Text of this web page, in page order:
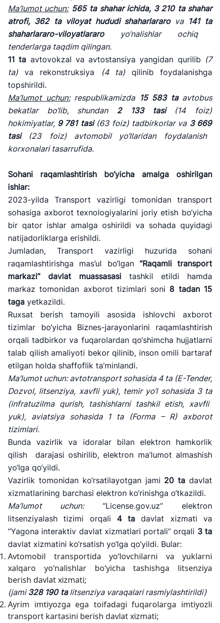
"Toshshahartransxizmat"
AJ
Ishonch telefon
raqami
"O'zavtovokzal
servis" MCHJ
Ishonch telefon
raqami
+998 (71) 207-
87-00
+998 (71) 207-
87-02
Avtomobil
yo'llari
qo'mitasi
raqami
+998 (71) 200-
+998 (71) 207-
034
Ma’lumot uchun: 565 ta shahar ichida, 3 210 ta shahar
atrofi, 362 ta viloyat hududi shaharlararova 141 ta
shaharlararo-viloyatlararoyo‘nalishlarochiq
tenderlarga taqdim qilingan.
11 ta avtovokzal va avtostansiya yangidan qurilib (7
ta) va rekonstruksiya (4 ta)qilinib foydalanishga
topshirildi.
Ma’lumot uchun:respublikamizda 15 583 taavtobus
bekatlar bo‘lib, shundan 2 133tasi(14
foiz)
hokimiyatlar, 9 781tasi(63 foiz) tadbirkorlar va 3 669
tasi (23 foiz)avtomobil yo‘llaridan foydalanish
korxonalari tasarrufida.
Sohani raqamlashtirish bo‘yicha amalga oshirilgan
ishlar:
2023-yilda Transport vazirligi tomonidan transport
sohasiga axborot texnologiyalarini joriy etish bo‘yicha
bir qator ishlar amalga oshirildi va sohada quyidagi
natijadorliklarga erishildi.
Jumladan, Transport vazirligi huzurida sohani
raqamlashtirishga mas’ul bo‘lgan “Raqamli transport
markazi” davlat muassasasi tashkil etildi hamda
markaz tomonidan axborot tizimlari soni 8 tadan 15
taga yetkazildi.
Ruxsat berish tamoyili asosida ishlovchi axborot
tizimlar bo‘yicha Biznes-jarayonlarini raqamlashtirish
orqali tadbirkor va fuqarolardan qo‘shimcha hujjatlarni
talab qilish amaliyoti bekor qilinib, inson omili bartaraf
etilgan holda shaffoflik ta’minlandi.
Ma’lumot uchun: avtotransport sohasida 4 ta(E-Tender,
Dozvol, litsenziya, xavfli yuk),temir yo‘l sohasida 3 ta
(infratuzilma qurish, tashishlarni tashkil etish, xavfli
yuk), aviatsiya sohasida 1 ta(Forma – R) axborot
tizimlari.
Bunda vazirlik va idoralar bilan elektron hamkorlik
qilish darajasi oshirilib, elektron ma’lumot almashish
yo‘lga qo‘yildi.
Vazirlik tomonidan ko‘rsatilayotgan jami 20 ta davlat
xizmatlarining barchasi elektron ko‘rinishga o‘tkazildi.
Ma’lumot uchun: “License.gov.uz” elektron
litsenziyalash tizimi orqali 4 ta davlat xizmati va
“Yagona interaktiv davlat xizmatlari portali” orqali 3 ta
davlat xizmatini ko‘rsatish yo‘lga qo‘yildi. Bular:
Avtomobil transportida yo‘lovchilarni va yuklarni
xalqaro yo‘nalishlar bo‘yicha tashishga litsenziya
berish davlat xizmati;
(jami 328 190 talitsenziya varaqalari rasmiylashtirildi)
Ayrim imtiyozga ega toifadagi fuqarolarga imtiyozli
transport kartasini berish davlat xizmati;